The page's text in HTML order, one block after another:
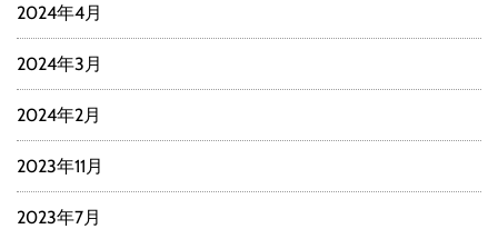
2024年4月
2024年3月
2024年2月
2023年11月
2023年7月